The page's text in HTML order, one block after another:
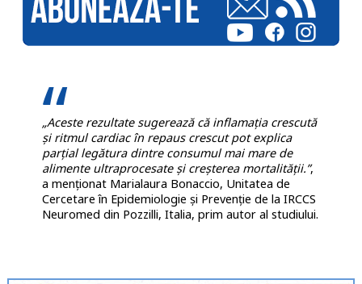
„Aceste rezultate sugerează că inflamația crescută
și ritmul cardiac în repaus crescut pot explica
parțial legătura dintre consumul mai mare de
alimente ultraprocesate și creșterea mortalității.”,
a menţionat Marialaura Bonaccio, Unitatea de
Cercetare în Epidemiologie și Prevenție de la IRCCS
Neuromed din Pozzilli, Italia, prim autor al studiului.